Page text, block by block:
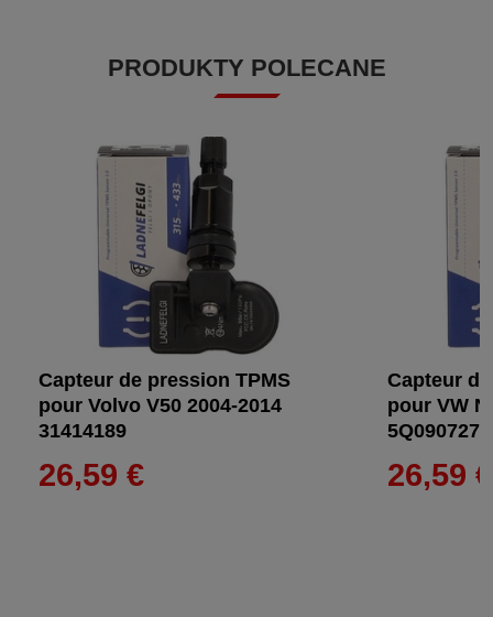
PRODUKTY POLECANE
Capteur de pression TPMS
pour Volvo V50 2004-2014
31414189
26,59 €
Capteur
pour VW
5Q0907275
26,59 €